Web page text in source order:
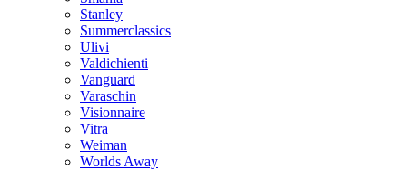
Stanley
Summerclassics
Ulivi
Valdichienti
Vanguard
Varaschin
Visionnaire
Vitra
Weiman
Worlds Away